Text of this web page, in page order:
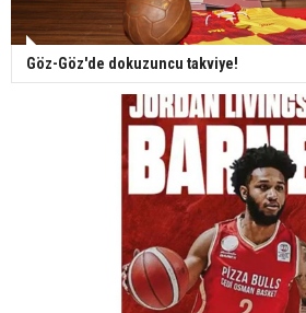
Göz-Göz'de dokuzuncu takviye!